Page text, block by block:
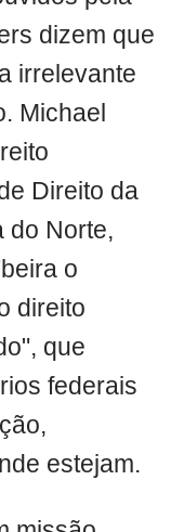
dizem que
irrelevante
Michael
Direito da
do Norte,
o
direito
que
federais
estejam.